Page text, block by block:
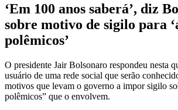
‘Em 100 anos saberá’, diz
sobre motivo de sigilo para
polêmicos’
O presidente Jair Bolsonaro respondeu nesta
usuário de uma rede social que serão
motivos que levam o governo a impor sigilo
polêmicos” que o envolvem.